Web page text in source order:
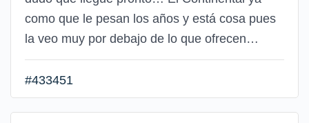
como que le pesan los años y está cosa pues
la veo muy por debajo de lo que ofrecen…
#433451